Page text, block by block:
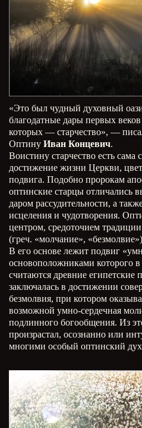
«Это был чудный духовный
благодатные дары первых
которых — старчество», —
Оптину Иван Концевич.
Воистину старчество есть
достижение жизни Церкви,
подвига. Подобно пророкам
оптинские старцы отличались
даром рассудительности, а
исцеления и чудотворения.
центром, средоточием
(греч. «молчание»,
В его основе лежит подвиг
основоположниками которого в
считаются древние
заключалась в достижении
безмолвия, при котором
возможной умно-сердечная
подлинного богообщения. Из
произрастал, осознанно или
многими особый оптинский